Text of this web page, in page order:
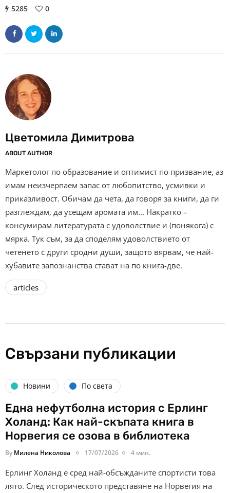
5285 0
Цветомила Димитрова
ABOUT AUTHOR
Маркетолог по образование и оптимист по призвание, аз
имам неизчерпаем запас от любопитство, усмивки и
приказливост. Обичам да чета, да говоря за книги, да ги
разглеждам, да усещам аромата им... Накратко –
консумирам литературата с удоволствие и (понякога) с
мярка. Тук съм, за да споделям удоволствието от
четенето с други сродни души, защото вярвам, че най-
хубавите запознанства стават на по книга-две.
articles
Свързани публикации
Новини По света
Една нефутболна история с Ерлинг
Холанд: Как най-скъпата книга в
Норвегия се озова в библиотека
By Милена Николова 17/07/2026 4 мин.
Ерлинг Холанд е сред най-обсъжданите спортисти това
лято. След историческото представяне на Норвегия на